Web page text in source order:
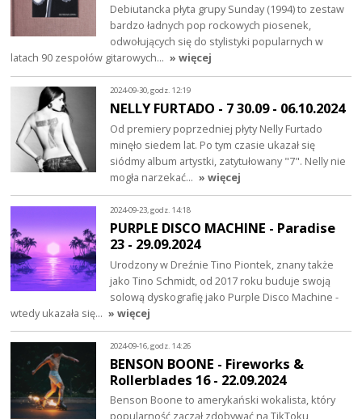
Debiutancka płyta grupy Sunday (1994) to zestaw
bardzo ładnych pop rockowych piosenek,
odwołujących się do stylistyki popularnych w
latach 90 zespołów gitarowych… » więcej
2024-09-30, godz. 12:19
NELLY FURTADO - 7 30.09 - 06.10.2024
Od premiery poprzedniej płyty Nelly Furtado
minęło siedem lat. Po tym czasie ukazał się
siódmy album artystki, zatytułowany "7". Nelly nie
mogła narzekać… » więcej
2024-09-23, godz. 14:18
PURPLE DISCO MACHINE - Paradise
23 - 29.09.2024
Urodzony w Dreźnie Tino Piontek, znany także
jako Tino Schmidt, od 2017 roku buduje swoją
solową dyskografię jako Purple Disco Machine -
wtedy ukazała się… » więcej
2024-09-16, godz. 14:26
BENSON BOONE - Fireworks &
Rollerblades 16 - 22.09.2024
Benson Boone to amerykański wokalista, który